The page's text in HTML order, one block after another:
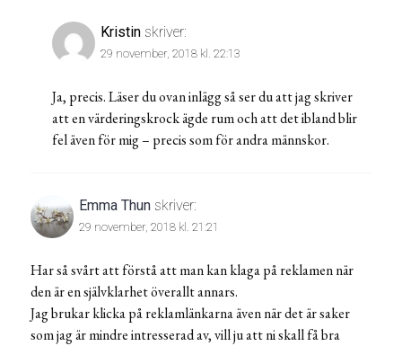
Kristin skriver:
29 november, 2018 kl. 22:13
Ja, precis. Läser du ovan inlägg så ser du att jag skriver
att en värderingskrock ägde rum och att det ibland blir
fel även för mig – precis som för andra männskor.
Emma Thun skriver:
29 november, 2018 kl. 21:21
Har så svårt att förstå att man kan klaga på reklamen när
den är en självklarhet överallt annars.
Jag brukar klicka på reklamlänkarna även när det är saker
som jag är mindre intresserad av, vill ju att ni skall få bra